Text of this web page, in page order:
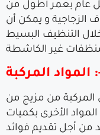
عام بعمر أطول من
الزجاجية و يمكن أن
التنظيف البسيط
:-
من مزيج من
الأخرى بكميات
من أجل تقديم فوائد